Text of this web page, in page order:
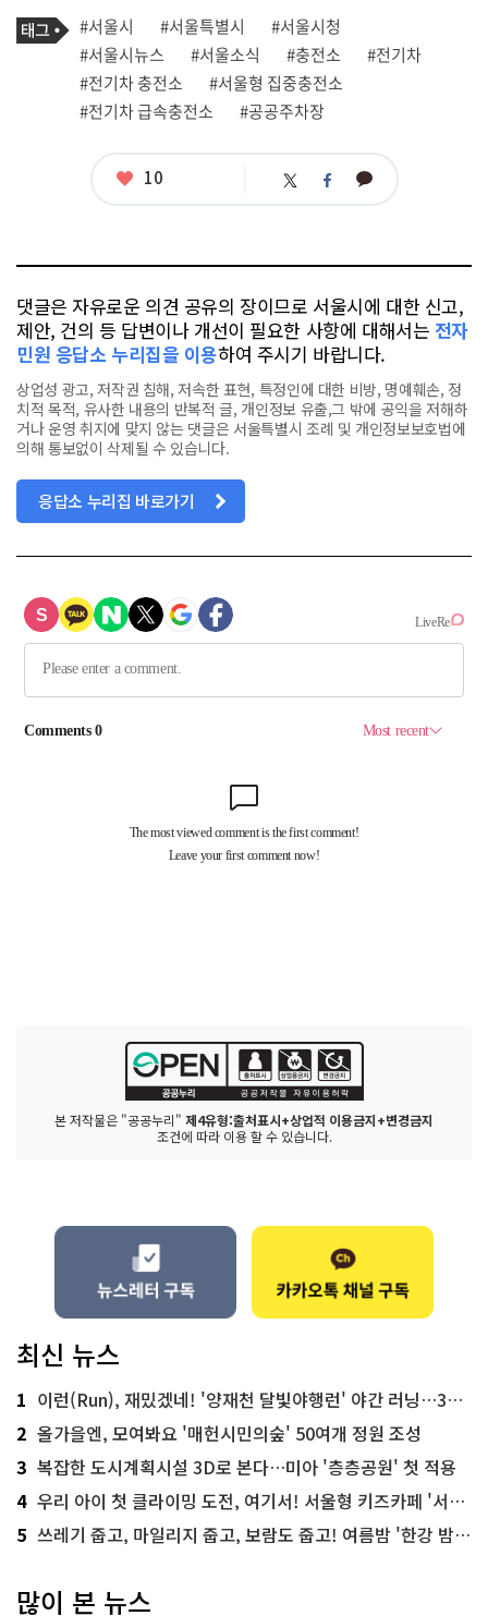
기
사
관
련
태
그
태
그
#서울시 #서울특별시
#서울시청
#서울시뉴스
#서울소식 #충전소
#전기차
#전기차 충전소
#서울형 집중충전소
#전기차 급속충전소
#공공주차장
좋
10 트 페 카
댓글은 자유로운 의견 공유의 장이므로 서울시에 대한 신고,
제안, 건의 등 답변이나 개선이 필요한 사항에 대해서는 전자
민원 응답소 누리집을 이용하여 주시기 바랍니다.
상업성 광고, 저작권 침해, 저속한 표현, 특정인에 대한 비방, 명예훼손, 정
치적 목적, 유사한 내용의 반복적 글, 개인정보 유출,그 밖에 공익을 저해하
거나 운영 취지에 맞지 않는 댓글은 서울특별시 조례 및 개인정보보호법에
의해 통보없이 삭제될 수 있습니다.
응답소 누리집 바로가기
본 저작물은 "공공누리" 제4유형:출처표시+상업적 이용금지+변경금지
조건에 따라 이용 할 수 있습니다.
최신 뉴스
1 이런(Run), 재밌겠네! '양재천 달빛야행런' 야간 러닝…300명 모집
2 올가을엔, 모여봐요 '매헌시민의숲' 50여개 정원 조성
3 복잡한 도시계획시설 3D로 본다…미아 '층층공원' 첫 적용
4 우리 아이 첫 클라이밍 도전, 여기서! 서울형 키즈카페 '서울가족플라자점'
5 쓰레기 줍고, 마일리지 줍고, 보람도 줍고! 여름밤 '한강 밤마실 줍깅'
많이 본 뉴스